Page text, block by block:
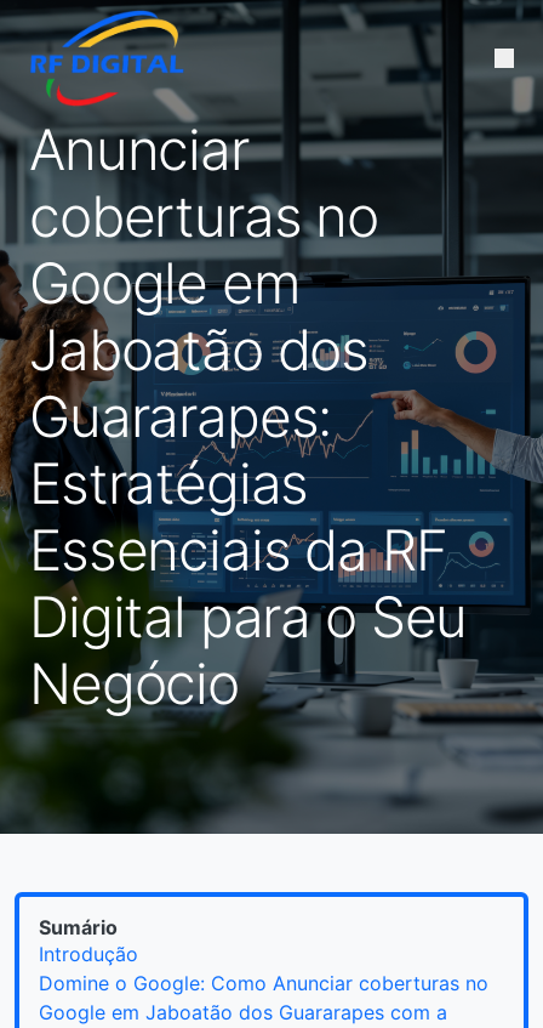
Anunciar
coberturas no
Google em
Jaboatão dos
Guararapes:
Estratégias
Essenciais da RF
Digital para o Seu
Negócio
Sumário
Introdução
Domine o Google: Como Anunciar coberturas no
Google em Jaboatão dos Guararapes com a